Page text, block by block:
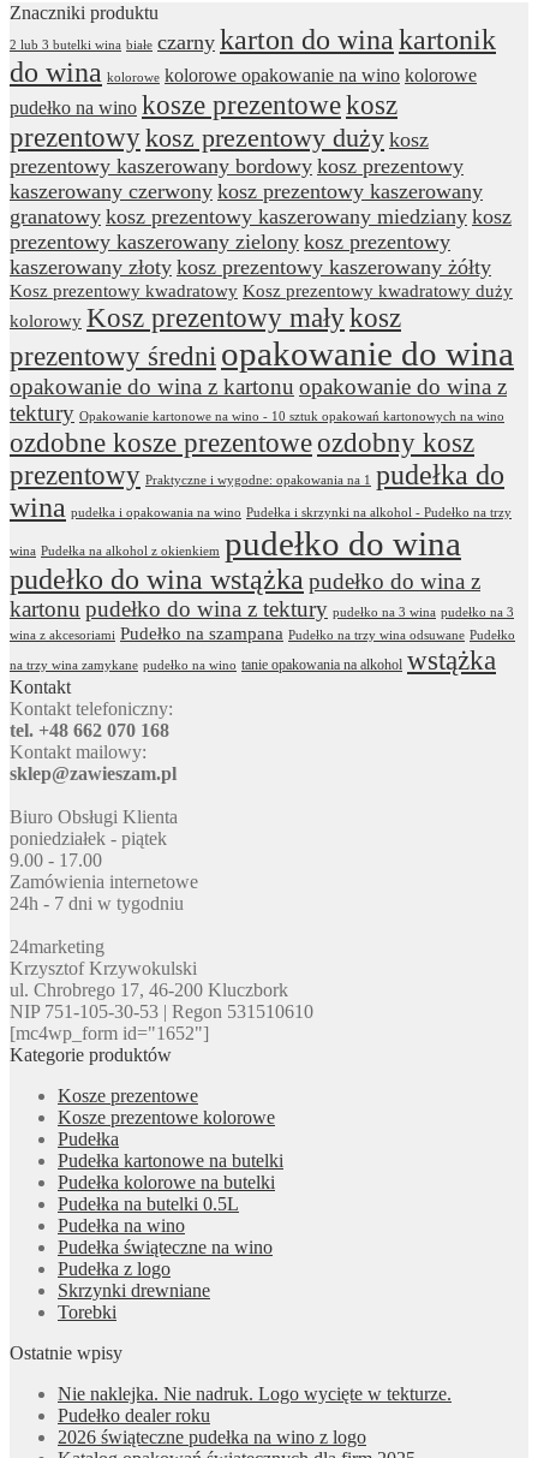
Znaczniki produktu
2 lub 3 butelki wina białe czarny karton do wina kartonik
do wina kolorowe kolorowe opakowanie na wino kolorowe
pudełko na wino kosze prezentowekosz
prezentowykosz prezentowy duży kosz
prezentowy kaszerowany bordowy kosz prezentowy
kaszerowany czerwony kosz prezentowy kaszerowany
granatowy kosz prezentowy kaszerowany miedziany kosz
prezentowy kaszerowany zielony kosz prezentowy
kaszerowany złoty kosz prezentowy kaszerowany żółty
Kosz prezentowy kwadratowy Kosz prezentowy kwadratowy duży
kolorowy Kosz prezentowy małykosz
prezentowy średni opakowanie do wina
opakowanie do wina z kartonu opakowanie do wina z
tektury Opakowanie kartonowe na wino - 10 sztuk opakowań kartonowych na wino
ozdobne kosze prezentoweozdobny kosz
prezentowy Praktyczne i wygodne: opakowania na 1
pudełka do
wina pudełka i opakowania na wino Pudełka i skrzynki na alkohol - Pudełko na trzy
wina Pudełka na alkohol z okienkiem pudełko do wina
pudełko do wina wstążka pudełko do wina z
kartonu pudełko do wina z tektury pudełko na 3 wina pudełko na 3
wina z akcesoriami Pudełko na szampana Pudełko na trzy wina odsuwane Pudełko
na trzy wina zamykane pudełko na wino tanie opakowania na alkohol wstążka
Kontakt
Kontakt telefoniczny:
tel. +48 662 070 168
Kontakt mailowy:
sklep@zawieszam.pl
Biuro Obsługi Klienta
poniedziałek - piątek
9.00 - 17.00
Zamówienia internetowe
24h - 7 dni w tygodniu
24marketing
Krzysztof Krzywokulski
ul. Chrobrego 17, 46-200 Kluczbork
NIP 751-105-30-53 | Regon 531510610
[mc4wp_form id="1652"]
Kategorie produktów
Kosze prezentowe
Kosze prezentowe kolorowe
Pudełka
Pudełka kartonowe na butelki
Pudełka kolorowe na butelki
Pudełka na butelki 0.5L
Pudełka na wino
Pudełka świąteczne na wino
Pudełka z logo
Skrzynki drewniane
Torebki
Ostatnie wpisy
Nie naklejka. Nie nadruk. Logo wycięte w tekturze.
Pudełko dealer roku
2026 świąteczne pudełka na wino z logo